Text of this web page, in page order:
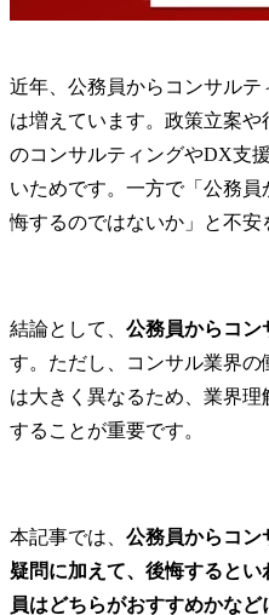
近年、公務員からコンサルテ
は増えています。政策立案
のコンサルティングやDX支
いためです。一方で「公務
悔するのではないか」と不安
結論として、 公務員からコン
す。ただし、コンサル業界
は大きく異なるため、業界
することが重要です。
本記事では、 公務員からコン
疑問に加えて、後悔すると
員はどちらがおすすめかな